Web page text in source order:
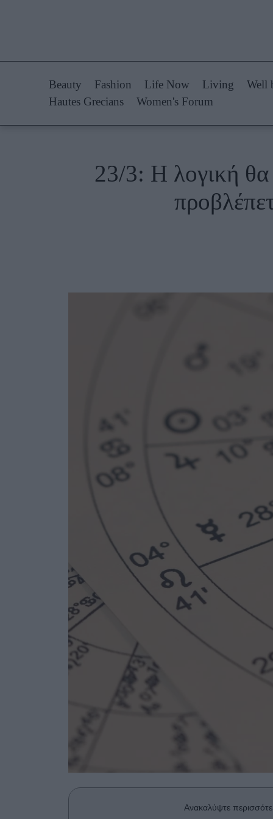
Styling Tips
Fashion News
Woman Power
Celebrities
Beauty Fashion Life Now Living Well
Hautes Grecians
Women's Forum
23/3: Η λογική θα
Ανακαλύψτε